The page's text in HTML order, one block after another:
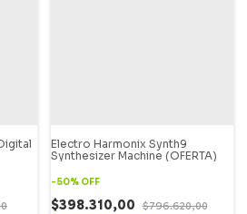
Electro Harmonix Synth9
Synthesizer Machine (OFERTA)
-50% OFF
$398.310,00 $796.620,00